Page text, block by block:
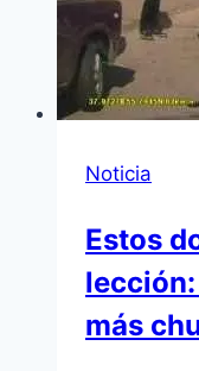
Noticia
Estos
más